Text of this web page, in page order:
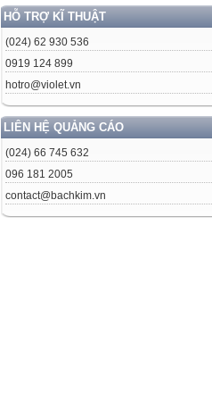
HỖ TRỢ KĨ THUẬT
(024) 62 930 536
0919 124 899
hotro@violet.vn
LIÊN HỆ QUẢNG CÁO
(024) 66 745 632
096 181 2005
contact@bachkim.vn